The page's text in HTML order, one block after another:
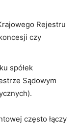
Rejestru
czy
spółek
Sądowym
często łączy